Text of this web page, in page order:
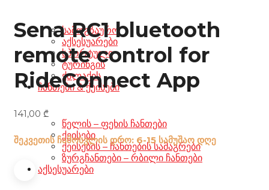
სამოგზაურო
აქსესუარები
სპორტული
ტურინგის
ქალაქის
ჩანთები & ქეისები
წელის – ფეხის ჩანთები
ქეისები
ქეისების – ჩანთების სამაგრები
ზურგჩანთები – რბილი ჩანთები
აქსესუარები
Sena RC1 bluetooth
remote control for
RideConnect App
141,00 ₾
შეკვეთის ჩამოსვლის დრო: 6-15 სამუშაო დღე